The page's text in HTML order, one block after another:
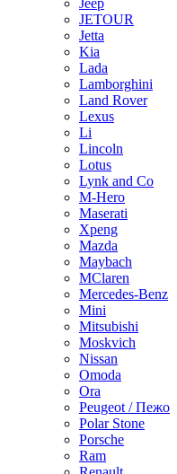
Jeep
JETOUR
Jetta
Kia
Lada
Lamborghini
Land Rover
Lexus
Li
Lincoln
Lotus
Lynk and Co
M-Hero
Maserati
Xpeng
Mazda
Maybach
MClaren
Mercedes-Benz
Mini
Mitsubishi
Moskvich
Nissan
Omoda
Ora
Peugeot / Пежо
Polar Stone
Porsche
Ram